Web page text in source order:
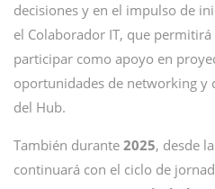
decisiones y en el impulso de
el Colaborador IT, que
participar como apoyo en
oportunidades de networking y
del Hub.
También durante 2025, desde la
continuará con el ciclo de